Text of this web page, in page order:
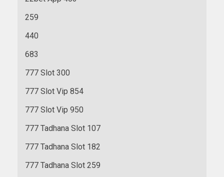
259
440
683
777 Slot 300
777 Slot Vip 854
777 Slot Vip 950
777 Tadhana Slot 107
777 Tadhana Slot 182
777 Tadhana Slot 259